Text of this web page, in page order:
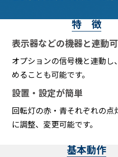
特 徴
表示器などの機器と連動
オプションの信号機と連動し
めることも可能です。
設置・設定が簡単
回転灯の赤・青それぞれの点
に調整、変更可能です。
基本動作